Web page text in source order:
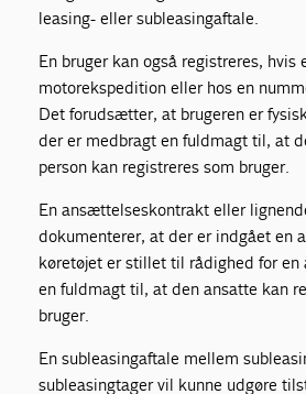
leasing- eller subleasingaftale.
En bruger kan også registreres, hvis
motorekspedition eller hos en
Det forudsætter, at brugeren er
der er medbragt en fuldmagt til, at
person kan registreres som bruger.
En ansættelseskontrakt eller
dokumenterer, at der er indgået en
køretøjet er stillet til rådighed for en
en fuldmagt til, at den ansatte kan
bruger.
En subleasingaftale mellem
subleasingtager vil kunne udgøre